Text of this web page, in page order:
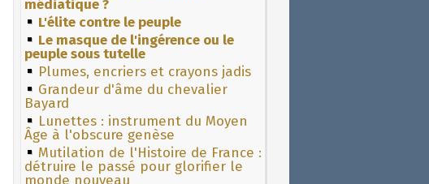
médiatique ?
L'élite contre le peuple
Le masque de l'ingérence ou le
peuple sous tutelle
Plumes, encriers et crayons jadis
Grandeur d'âme du chevalier
Bayard
Lunettes : instrument du Moyen
Âge à l'obscure genèse
Mutilation de l'Histoire de France :
détruire le passé pour glorifier le
monde nouveau